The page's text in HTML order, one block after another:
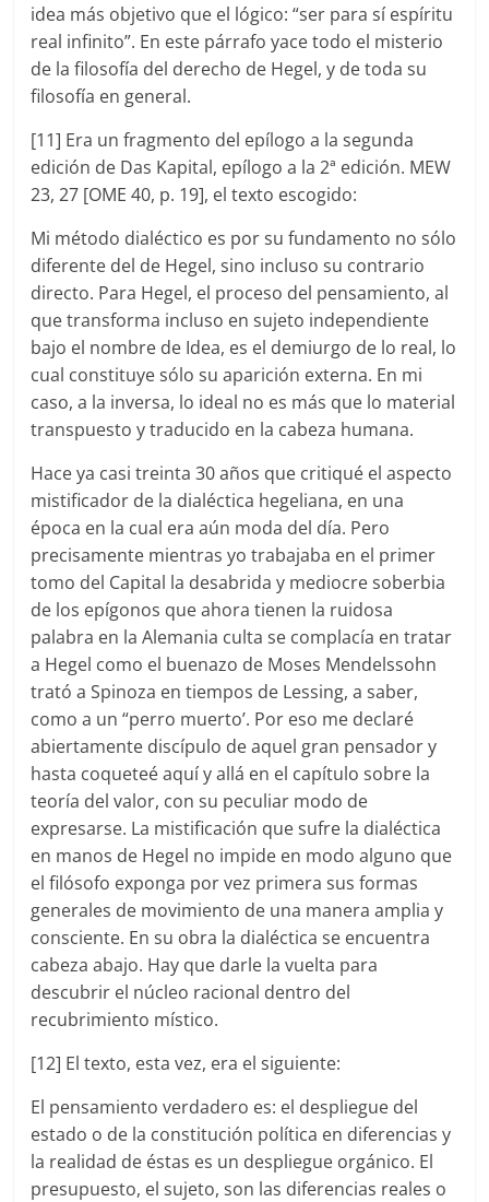
idea más objetivo que el lógico: “ser para sí espíritu
real infinito”. En este párrafo yace todo el misterio
de la filosofía del derecho de Hegel, y de toda su
filosofía en general.
[11] Era un fragmento del epílogo a la segunda
edición de Das Kapital, epílogo a la 2ª edición. MEW
23, 27 [OME 40, p. 19], el texto escogido:
Mi método dialéctico es por su fundamento no sólo
diferente del de Hegel, sino incluso su contrario
directo. Para Hegel, el proceso del pensamiento, al
que transforma incluso en sujeto independiente
bajo el nombre de Idea, es el demiurgo de lo real, lo
cual constituye sólo su aparición externa. En mi
caso, a la inversa, lo ideal no es más que lo material
transpuesto y traducido en la cabeza humana.
Hace ya casi treinta 30 años que critiqué el aspecto
mistificador de la dialéctica hegeliana, en una
época en la cual era aún moda del día. Pero
precisamente mientras yo trabajaba en el primer
tomo del Capital la desabrida y mediocre soberbia
de los epígonos que ahora tienen la ruidosa
palabra en la Alemania culta se complacía en tratar
a Hegel como el buenazo de Moses Mendelssohn
trató a Spinoza en tiempos de Lessing, a saber,
como a un “perro muerto’. Por eso me declaré
abiertamente discípulo de aquel gran pensador y
hasta coqueteé aquí y allá en el capítulo sobre la
teoría del valor, con su peculiar modo de
expresarse. La mistificación que sufre la dialéctica
en manos de Hegel no impide en modo alguno que
el filósofo exponga por vez primera sus formas
generales de movimiento de una manera amplia y
consciente. En su obra la dialéctica se encuentra
cabeza abajo. Hay que darle la vuelta para
descubrir el núcleo racional dentro del
recubrimiento místico.
[12] El texto, esta vez, era el siguiente:
El pensamiento verdadero es: el despliegue del
estado o de la constitución política en diferencias y
la realidad de éstas es un despliegue orgánico. El
presupuesto, el sujeto, son las diferencias reales o